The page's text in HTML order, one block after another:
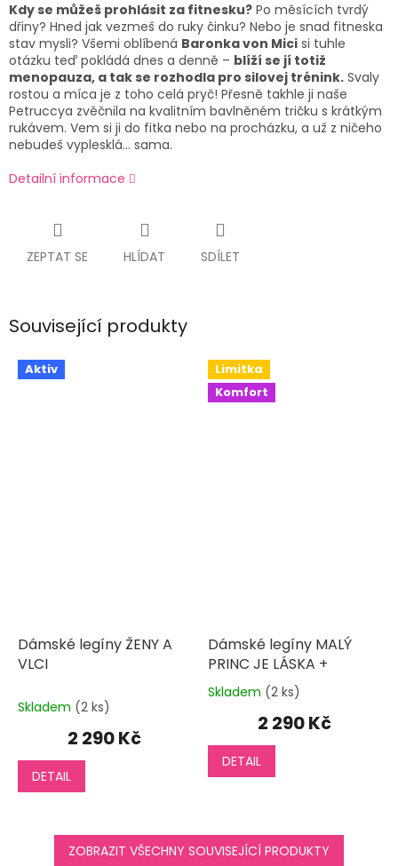
Kdy se můžeš prohlásit za fitnesku? Po měsících tvrdý
dřiny? Hned jak vezmeš do ruky činku? Nebo je snad fitneska
stav mysli? Všemi oblíbená Baronka von Mici si tuhle
otázku teď pokládá dnes a denně – blíží se jí totiž
menopauza, a tak se rozhodla pro silovej trénink. Svaly
rostou a míca je z toho celá pryč! Přesně takhle ji naše
Petruccya zvěčnila na kvalitním bavlněném tričku s krátkým
rukávem. Vem si ji do fitka nebo na procházku, a už z ničeho
nebudeš vyplesklá… sama.
Detailní informace
ZEPTAT SE HLÍDAT SDÍLET
Související produkty
Aktiv
Dámské legíny ŽENY A
VLCI
Skladem (2 ks)
2 290 Kč
DETAIL
Limitka
Komfort
Dámské legíny MALÝ
PRINC JE LÁSKA +
Průměrné
produktu
je
5,0
z
Skladem (2 ks)
2 290 Kč
DETAIL
ZOBRAZIT VŠECHNY SOUVISEJÍCÍ PRODUKTY